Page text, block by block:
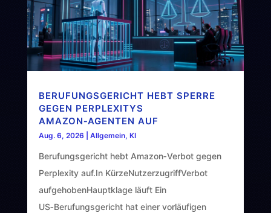
BERUFUNGSGERICHT HEBT SPERRE
GEGEN PERPLEXITYS
AMAZON‑AGENTEN AUF
Aug. 6, 2026 Allgemein, KI
Berufungsgericht hebt Amazon‑Verbot gegen
Perplexity auf.In KürzeNutzerzugriffVerbot
aufgehobenHauptklage läuft Ein
US‑Berufungsgericht hat einer vorläufigen